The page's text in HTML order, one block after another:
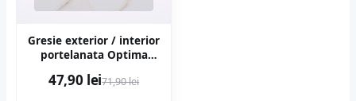
Gresie exterior / interior
portelanata Optima
lucioasa rectificata tip
47,90 lei71,90 lei